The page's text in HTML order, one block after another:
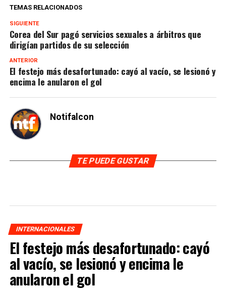
TEMAS RELACIONADOS
SIGUIENTE
Corea del Sur pagó servicios sexuales a árbitros que
dirigían partidos de su selección
ANTERIOR
El festejo más desafortunado: cayó al vacío, se lesionó y
encima le anularon el gol
Notifalcon
TE PUEDE GUSTAR
INTERNACIONALES
El festejo más desafortunado: cayó
al vacío, se lesionó y encima le
anularon el gol